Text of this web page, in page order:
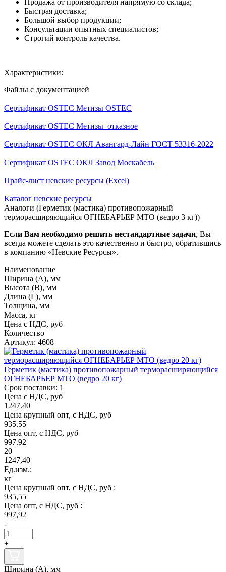
Быстрая доставка;
Большой выбор продукции;
Консультации опытных специалистов;
Строгий контроль качества.
Характеристики:
Файлы с документацией
Сертификат OSTEC Метизы OSTEC
Сертификат OSTEC Метизы_отказное
Сертификат OSTEC ОКЛ Авангард-Лайн ГОСТ 53316-2022
Сертификат OSTEC ОКЛ Завод Москабель
Прайс-лист невские ресурсы (Excel)
Каталог невские ресурсы
Аналоги (Герметик (мастика) противопожарный
терморасширяющийся ОГНЕБАРЬЕР МТО (ведро 3 кг))
Если Вам необходимо решить нестандартные задачи, Вы
всегда можете сделать это качественно и быстро, обратившись
в компанию «Невские Ресурсы».
Наименование
Ширина (А), мм
Высота (В), мм
Длина (L), мм
Толщина, мм
Масса, кг
Цена с НДС, руб
Количество
Артикул: 4608
Герметик (мастика) противопожарный терморасширяющийся
ОГНЕБАРЬЕР МТО (ведро 20 кг)
Срок поставки: 1
Цена с НДС, руб
1247.40
Цена крупный опт, с НДС, руб
935.55
Цена опт, с НДС, руб
997.92
20
1247,40
Ед.изм.:
кг
Цена крупный опт, с НДС, руб :
935,55
Цена опт, с НДС, руб :
997,92
-
+
Ширина (А), мм